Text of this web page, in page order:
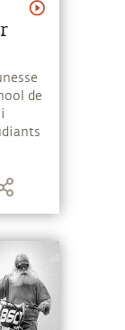
de
d'être
que